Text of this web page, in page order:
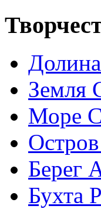
Земля
Море
Берег
Бухта